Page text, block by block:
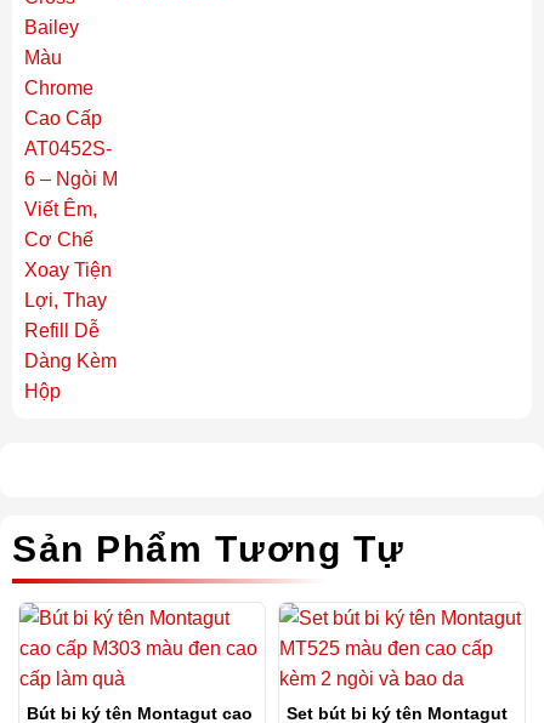
Sản Phẩm Tương Tự
Bút bi ký tên Montagut cao
Set bút bi ký tên Montagut